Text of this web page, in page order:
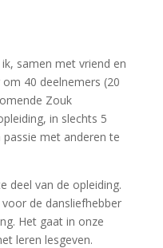
samen met vriend en
40 deelnemers (20
Zouk
in slechts 5
met anderen te
deel van de opleiding.
de dansliefhebber
Het gaat in onze
leren lesgeven.